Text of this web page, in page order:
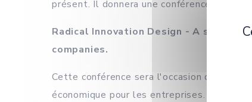
présent. Il donnera une conférence
Radical Innovation Design - A
companies.
Cette conférence sera l'occasion de
économique pour les entreprises.